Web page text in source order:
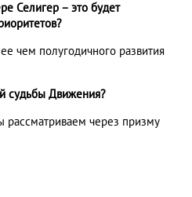
Селигер – это будет
чем полугодичного развития
судьбы Движения?
через призму